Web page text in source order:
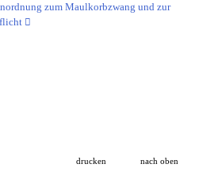
zum Maulkorbzwang und zur
drucken nach oben